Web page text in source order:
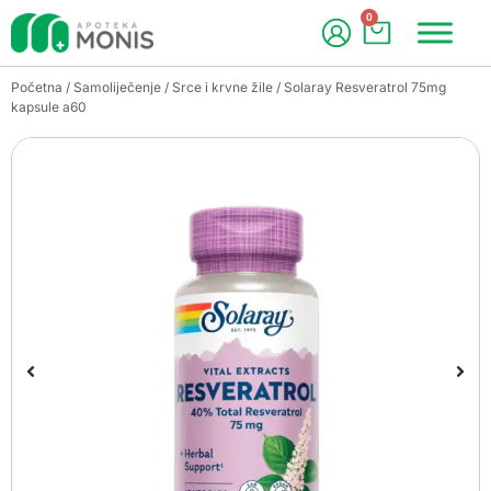
0
Početna / Samoliječenje / Srce i krvne žile / Solaray Resveratrol 75mg
kapsule a60